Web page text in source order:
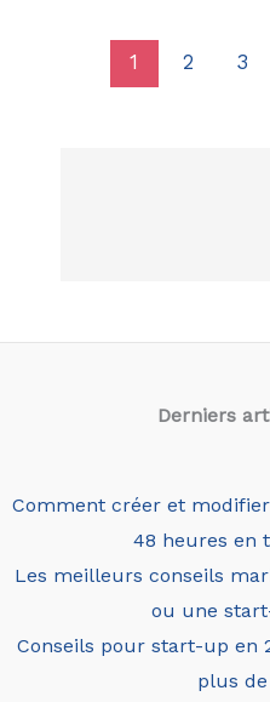
1 2 3
Derniers
Comment créer et
48 heures en
Les meilleurs conseils
ou une
Conseils pour start-up en
plus